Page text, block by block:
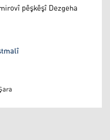
pêşkêşî Dezgeha